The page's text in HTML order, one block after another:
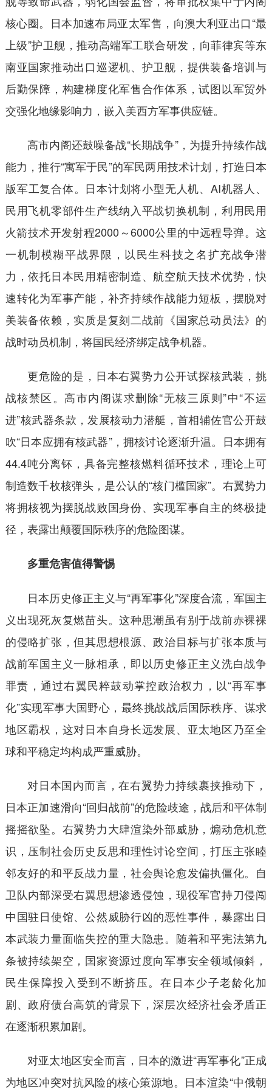
核心圈。日本加速布局亚太军售，向澳大利亚出口“最
上级”护卫舰，推动高端军工联合研发，向菲律宾等东
南亚国家推动出口巡逻机、护卫舰，提供装备培训与
后勤保障，构建梯度化军售合作体系，试图以军贸外
交强化地缘影响力，嵌入美西方军事供应链。
高市内阁还鼓噪备战“长期战争”，为提升持续作战
能力，推行“寓军于民”的军民两用技术计划，打造日本
版军工复合体。日本计划将小型无人机、AI机器人、
民用飞机零部件生产线纳入平战切换机制，利用民用
火箭技术开发射程2000～6000公里的中远程导弹。这
一机制模糊平战界限，以民生科技之名扩充战争潜
力，依托日本民用精密制造、航空航天技术优势，快
速转化为军事产能，补齐持续作战能力短板，摆脱对
美装备依赖，实质是复刻二战前《国家总动员法》的
战时动员机制，将国民经济绑定战争机器。
更危险的是，日本右翼势力公开试探核武装，挑
战核禁区。高市内阁谋求删除“无核三原则”中“不运
进”核武器条款，发展核动力潜艇，首相辅佐官公开鼓
吹“日本应拥有核武器”，拥核讨论逐渐升温。日本拥有
44.4吨分离钚，具备完整核燃料循环技术，理论上可
制造数千枚核弹头，是公认的“核门槛国家”。右翼势力
将拥核视为摆脱战败国身份、实现军事自主的终极捷
径，表露出颠覆国际秩序的危险图谋。
多重危害值得警惕
日本历史修正主义与“再军事化”深度合流，军国主
义出现死灰复燃苗头。这种思潮虽有别于战前赤裸裸
的侵略扩张，但其思想根源、政治目标与扩张本质与
战前军国主义一脉相承，即以历史修正主义洗白战争
罪责，通过右翼民粹鼓动掌控政治权力，以“再军事
化”实现军事大国野心，最终挑战战后国际秩序、谋求
地区霸权，这对日本自身长远发展、亚太地区乃至全
球和平稳定均构成严重威胁。
对日本国内而言，在右翼势力持续裹挟推动下，
日本正加速滑向“回归战前”的危险歧途，战后和平体制
摇摇欲坠。右翼势力大肆渲染外部威胁，煽动危机意
识，压制社会历史反思和理性讨论空间，打压主张睦
邻友好的和平反战力量，社会舆论愈发偏执僵化。自
卫队内部深受右翼思想渗透侵蚀，现役军官持刀侵闯
中国驻日使馆、公然威胁行凶的恶性事件，暴露出日
本武装力量面临失控的重大隐患。随着和平宪法第九
条被持续架空，国家资源过度向军事安全领域倾斜，
民生保障投入受到不断挤压。在日本少子老龄化加
剧、政府债台高筑的背景下，深层次经济社会矛盾正
在逐渐积累加剧。
对亚太地区安全而言，日本的激进“再军事化”正成
为地区冲突对抗风险的核心策源地。日本渲染“中俄朝